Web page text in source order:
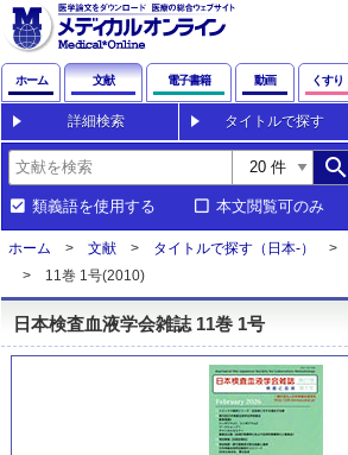
ホーム 文献 電子書籍 動画 くすり
詳細検索 タイトルで探す
search
類義語を使用する 本文閲覧可のみ
ホーム 文献 タイトルで探す（日本-）
11巻 1号(2010)
日本検査血液学会雑誌 11巻 1号